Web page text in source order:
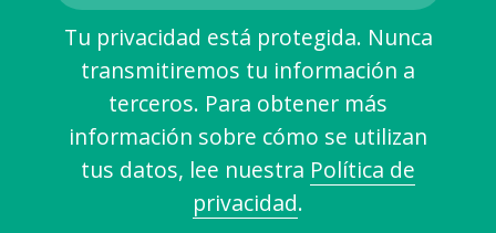
Tu privacidad está protegida. Nunca
transmitiremos tu información a
terceros. Para obtener más
información sobre cómo se utilizan
tus datos, lee nuestra Política de
privacidad.